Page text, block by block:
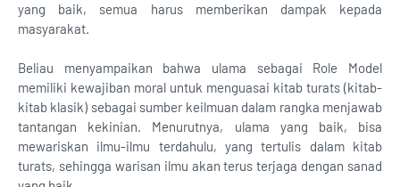
yang baik, semua harus memberikan dampak kepada
masyarakat.
Beliau menyampaikan bahwa ulama sebagai Role Model
memiliki kewajiban moral untuk menguasai kitab turats (kitab-
kitab klasik) sebagai sumber keilmuan dalam rangka menjawab
tantangan kekinian. Menurutnya, ulama yang baik, bisa
mewariskan ilmu-ilmu terdahulu, yang tertulis dalam kitab
turats, sehingga warisan ilmu akan terus terjaga dengan sanad